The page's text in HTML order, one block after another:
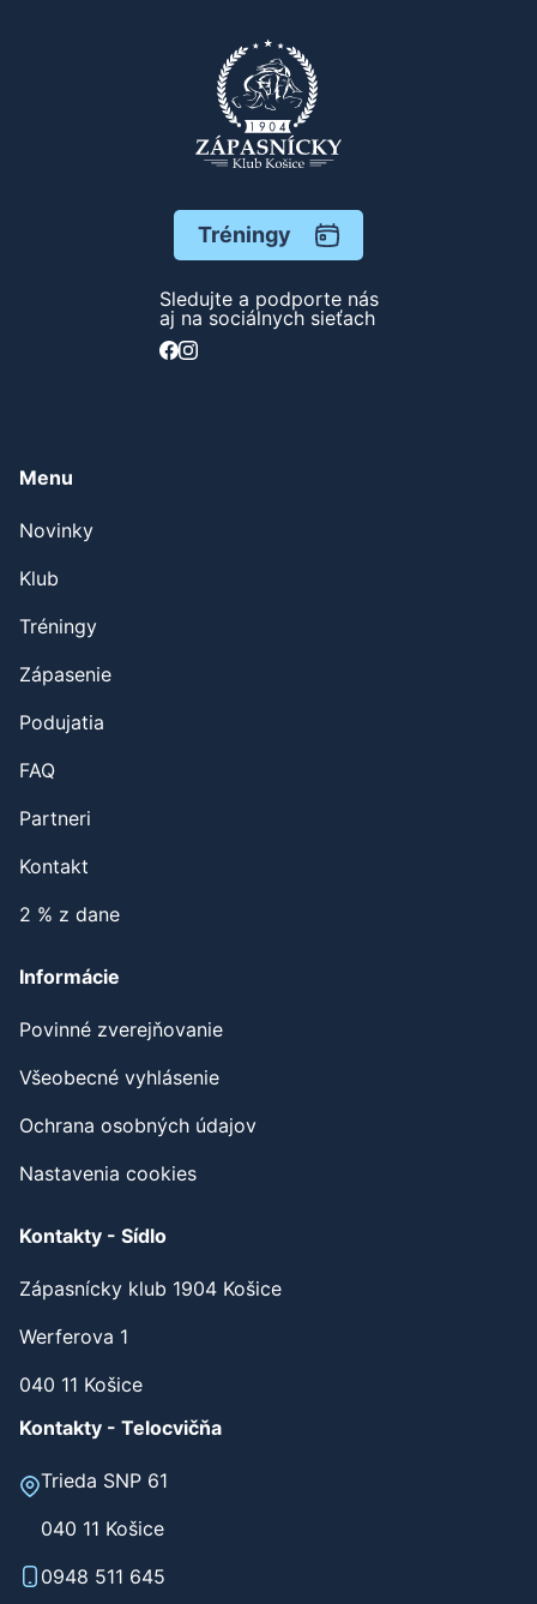
Tréningy
Sledujte a podporte nás
aj na sociálnych sieťach
Menu
Novinky
Klub
Tréningy
Zápasenie
Podujatia
FAQ
Partneri
Kontakt
2 % z dane
Informácie
Povinné zverejňovanie
Všeobecné vyhlásenie
Ochrana osobných údajov
Nastavenia cookies
Kontakty - Sídlo
Zápasnícky klub 1904 Košice
Werferova 1
040 11 Košice
Kontakty - Telocvičňa
Trieda SNP 61
040 11 Košice
0948 511 645